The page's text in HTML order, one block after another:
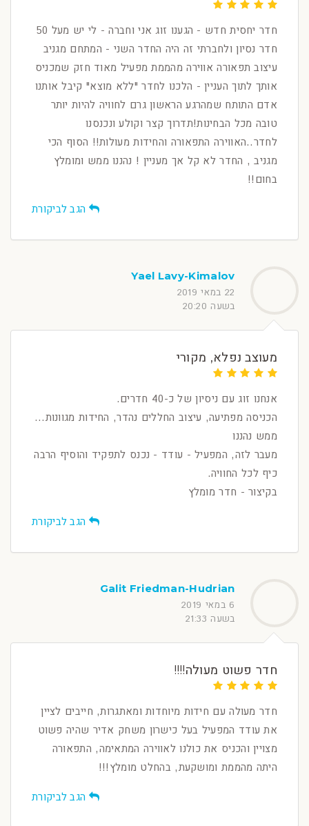
חדר יחסית חדש - הגענו זוג אני וחברה - לי יש מעל 50
חדר נסיון ולחברתי זה היה החדר השני - המתחם מגניב
עיצוב תפאורה אווירה מהממת מפעיל מאוד חזק שמכניס
אותך לתוך העניין - הלכנו לחדר "ללא מוצא" קיבל אותנו
אדם התותח שמהרגע הראשון גרם לחוויה להיות יותר
טובה מכל הבחינות!תדרוך קצר וקולע ונכנסנו
לחדר..האווירה התפאורה והחידות מעולות!! הסוף הכי
מגניב , החדר לא קל אך מעניין ! נהננו ממש ומומלץ
בחום!!
הגב לביקורת
Yael Lavy-Kimalov
22 במאי 2019
בשעה 20:20
מעוצב נפלא, מקורי
אנחנו זוג עם ניסיון של כ-40 חדרים.
הכניסה מפתיעה, עיצוב החללים נהדר, החידות מגוונות...
ממש נהננו
מעבר לזה, המפעיל - עודד - נכנס לתפקיד והוסיף הרבה
כיף לכל החוויה.
בקיצור - חדר מומלץ
הגב לביקורת
Galit Friedman-Hudrian
6 במאי 2019
בשעה 21:33
חדר פשוט מעולה!!!!
חדר מעולה עם חידות מיוחדות ומאתגרות, חייבים לציין
את עודד המפעיל בעל כישרון משחק אדיר שהיה פשוט
מצויין והכניס את כולנו לאווירה המתאימה, התפאורה
היתה מהממת ומושקעת, בהחלט מומלץ!!!
הגב לביקורת